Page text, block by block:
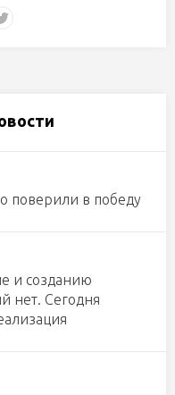
поверили в победу
и созданию
нет. Сегодня